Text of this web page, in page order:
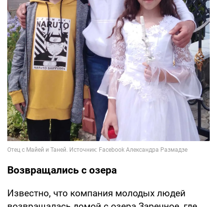
Возвращались с озера
Известно, что компания молодых людей